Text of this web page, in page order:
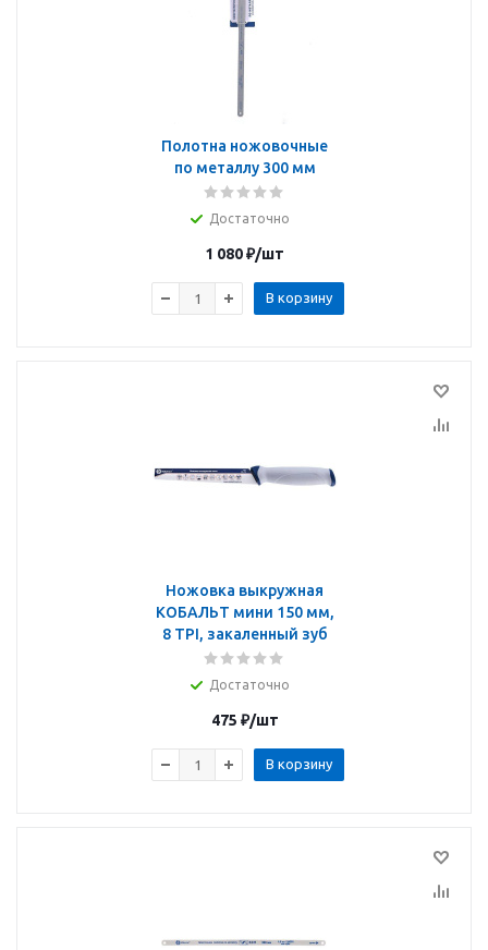
Полотна ножовочные
по металлу 300 мм
Достаточно
1 080₽/шт
В корзину
Ножовка выкружная
КОБАЛЬТ мини 150 мм,
8 TPI, закаленный зуб
Достаточно
475 ₽/шт
В корзину